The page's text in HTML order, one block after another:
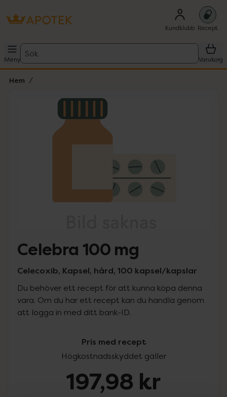
Kundklubb Recept
Meny
Sök
Varukorg
Hem
Lista: . Innehåller 1 objekt.
Celebra 100 mg
Celecoxib, Kapsel, hård, 100 kapsel/kapslar
Du behöver ett recept för att kunna köpa denna
vara. Om du har ett recept kan du handla genom
att logga in med ditt bank-ID.
Pris med recept
Högkostnadsskyddet gäller
197,98 kr